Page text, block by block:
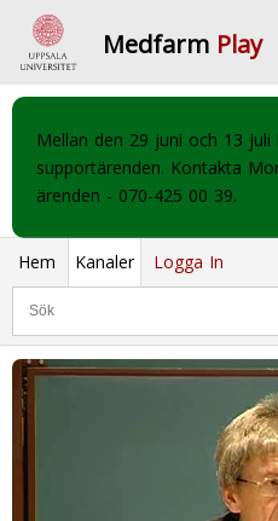
Medfarm Play
Mellan den 29 juni och 13
supportärenden. Kontakta
ärenden - 070-425 00 39.
Hem Kanaler Logga In